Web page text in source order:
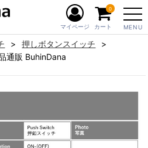
MENU
マイページ カート
0
押しボタンスイッチ
通販 BuhinDana